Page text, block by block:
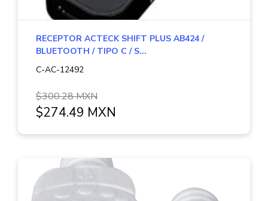
RECEPTOR ACTECK SHIFT PLUS AB424 /
BLUETOOTH / TIPO C / S...
C-AC-12492
$300.28 MXN
$274.49 MXN